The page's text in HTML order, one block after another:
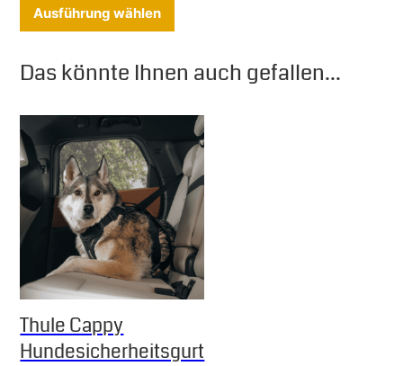
Ausführung wählen
Das könnte Ihnen auch gefallen...
Thule Cappy
Hundesicherheitsgurt